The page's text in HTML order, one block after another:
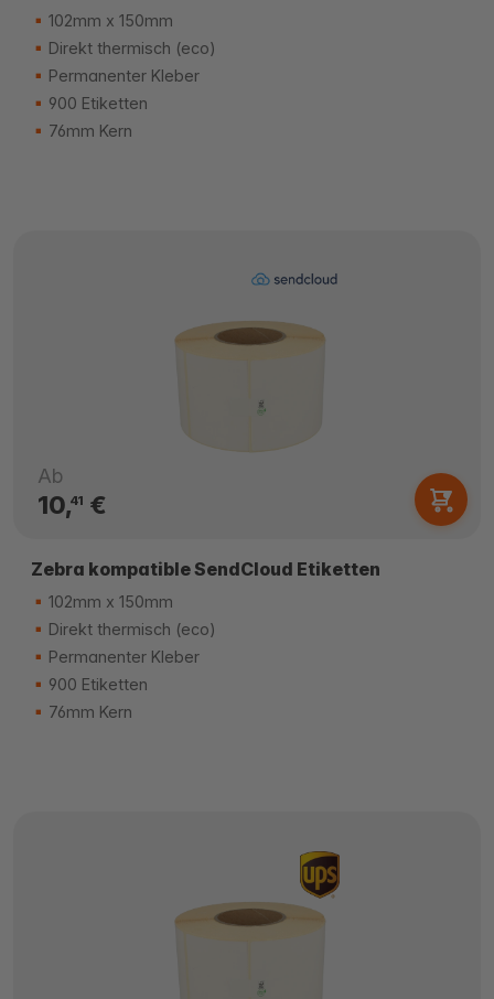
102mm x 150mm
Direkt thermisch (eco)
Permanenter Kleber
900 Etiketten
76mm Kern
Ab
10,41 €
Zebra kompatible SendCloud Etiketten
102mm x 150mm
Direkt thermisch (eco)
Permanenter Kleber
900 Etiketten
76mm Kern